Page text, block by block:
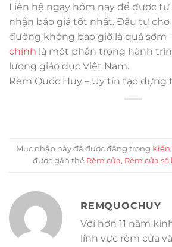
Liên hệ ngay hôm nay để được
nhận báo giá tốt nhất. Đầu tư
đường không bao giờ là quá sớm
chính là một phần trong hành
lượng giáo dục Việt Nam.
Rèm Quốc Huy – Uy tín tạo dựng
Mục nhập này đã được đăng trong Kiến
được gắn thẻ Rèm cửa, Rèm cửa sổ
REMQUOCHUY
Với hơn 11 năm
lĩnh vực rèm cửa